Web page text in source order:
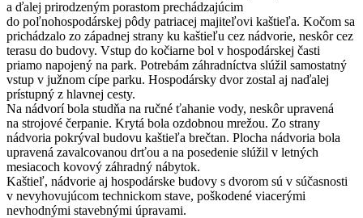
a ďalej prirodzeným porastom prechádzajúcim
do poľnohospodárskej pôdy patriacej majiteľovi kaštieľa. Kočom sa
prichádzalo zo západnej strany ku kaštieľu cez nádvorie, neskôr cez
terasu do budovy. Vstup do kočiarne bol v hospodárskej časti
priamo napojený na park. Potrebám záhradníctva slúžil samostatný
vstup v južnom cípe parku. Hospodársky dvor zostal aj naďalej
prístupný z hlavnej cesty.
Na nádvorí bola studňa na ručné ťahanie vody, neskôr upravená
na strojové čerpanie. Krytá bola ozdobnou mrežou. Zo strany
nádvoria pokrýval budovu kaštieľa brečtan. Plocha nádvoria bola
upravená zavalcovanou drťou a na posedenie slúžil v letných
mesiacoch kovový záhradný nábytok.
Kaštieľ, nádvorie aj hospodárske budovy s dvorom sú v súčasnosti
v nevyhovujúcom technickom stave, poškodené viacerými
nevhodnými stavebnými úpravami.